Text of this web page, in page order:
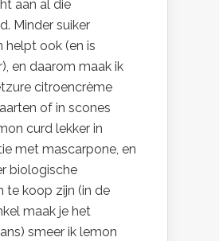
aan al die
Minder suiker
helpt ook (en is
en daarom maak ik
citroencrème
of in scones
curd lekker in
met mascarpone, en
biologische
te koop zijn (in de
maak je het
smeer ik lemon